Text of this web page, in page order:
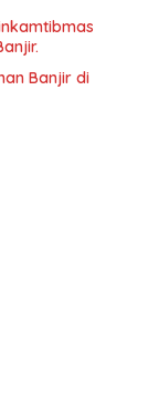
Banjir di